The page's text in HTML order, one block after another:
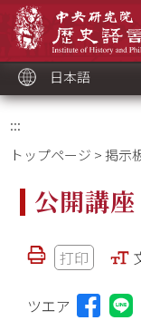
ッ
ク
日本語
:::
トップページ >掲示
公開講座
打印
ツエア